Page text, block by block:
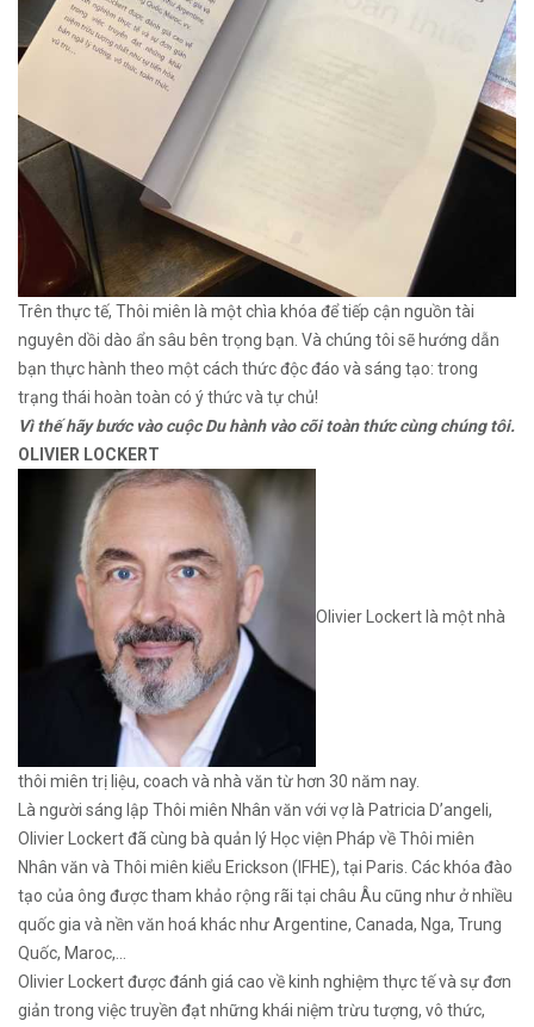
Trên thực tế, Thôi miên là một chìa khóa để tiếp cận nguồn tài
nguyên dồi dào ẩn sâu bên trọng bạn. Và chúng tôi sẽ hướng dẫn
bạn thực hành theo một cách thức độc đáo và sáng tạo: trong
trạng thái hoàn toàn có ý thức và tự chủ!
Vì thế hãy bước vào cuộc Du hành vào cõi toàn thức cùng chúng tôi.
OLIVIER LOCKERT
Olivier Lockert là một nhà
thôi miên trị liệu, coach và nhà văn từ hơn 30 năm nay.
Là người sáng lập Thôi miên Nhân văn với vợ là Patricia D’angeli,
Olivier Lockert đã cùng bà quản lý Học viện Pháp về Thôi miên
Nhân văn và Thôi miên kiểu Erickson (IFHE), tại Paris. Các khóa đào
tạo của ông được tham khảo rộng rãi tại châu Âu cũng như ở nhiều
quốc gia và nền văn hoá khác như Argentine, Canada, Nga, Trung
Quốc, Maroc,…
Olivier Lockert được đánh giá cao về kinh nghiệm thực tế và sự đơn
giản trong việc truyền đạt những khái niệm trừu tượng, vô thức,